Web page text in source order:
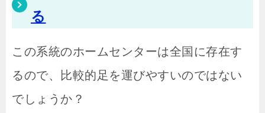
る
この系統のホームセンターは全国に存在す
るので、比較的足を運びやすいのではない
でしょうか？